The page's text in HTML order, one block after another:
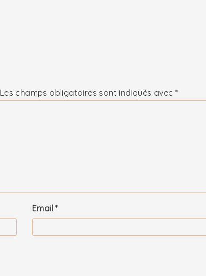
Les champs obligatoires sont indiqués avec*
Email*